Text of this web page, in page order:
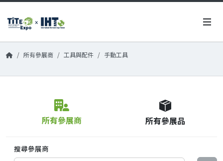
參觀門票開放申請中‼️
國際買主補助名額有限，立即申請！
所有參展商 工具與配件 手動工具
所有參展商 所有參展品
搜尋參展商